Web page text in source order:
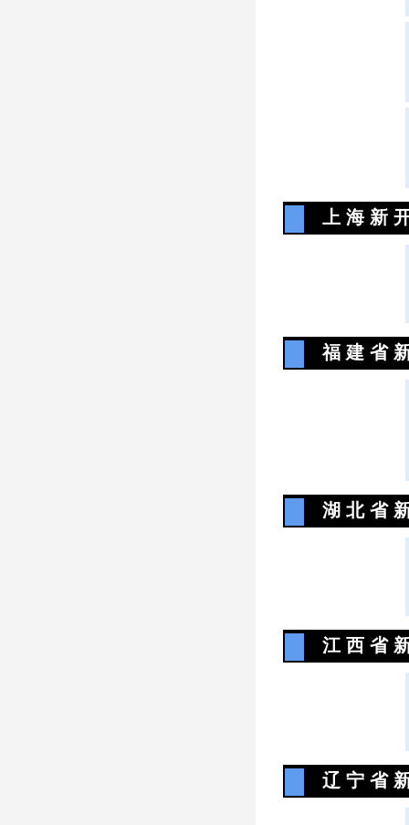
上 海 新
福 建 省
湖 北 省
江 西 省
辽 宁 省